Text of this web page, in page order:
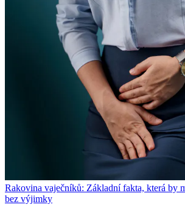
Rakovina vaječníků: Základní fakta, která by
bez výjimky